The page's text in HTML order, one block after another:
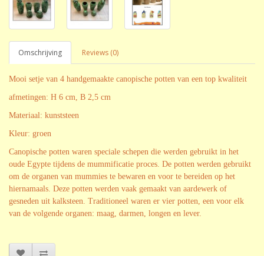
Omschrijving Reviews (0)
Mooi setje van 4 handgemaakte canopische potten van een top kwaliteit
afmetingen: H 6 cm, B 2,5 cm
Materiaal: kunststeen
Kleur: groen
Canopische potten waren speciale schepen die werden gebruikt in het
oude Egypte tijdens de mummificatie proces. De potten werden gebruikt
om de organen van mummies te bewaren en voor te bereiden op het
hiernamaals. Deze potten werden vaak gemaakt van aardewerk of
gesneden uit kalksteen. Traditioneel waren er vier potten, een voor elk
van de volgende organen: maag, darmen, longen en lever.